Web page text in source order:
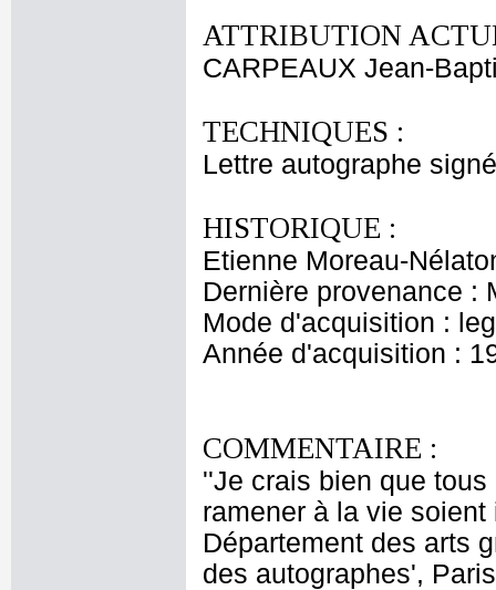
ATTRIBUTION
CARPEAUX Jean-
TECHNIQUES :
Lettre autographe
HISTORIQUE :
Etienne Moreau-
Dernière provenance :
Mode d'acquisition :
Année d'acquisition :
COMMENTAIRE :
''Je crais bien que
ramener à la vie
Département des arts
des autographes',